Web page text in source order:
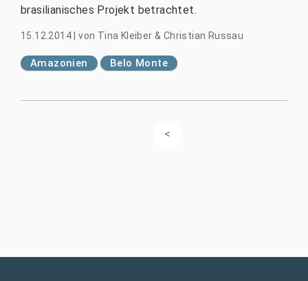
brasilianisches Projekt betrachtet.
15.12.2014 |von Tina Kleiber & Christian Russau
Amazonien Belo Monte